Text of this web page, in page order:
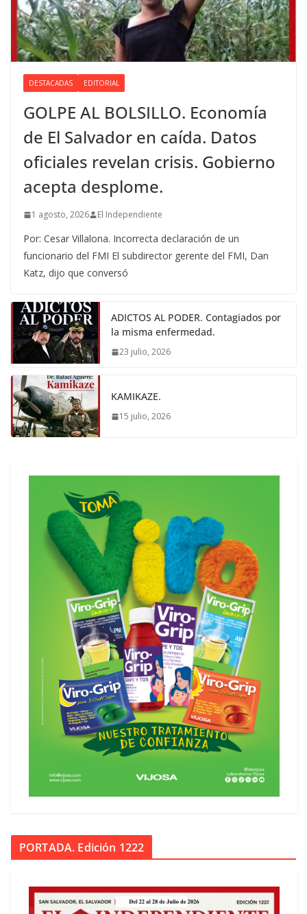
DESTACADAS EDITORIAL
GOLPE AL BOLSILLO. Economía
de El Salvador en caída. Datos
oficiales revelan crisis. Gobierno
acepta desplome.
1 agosto, 2026 El Independiente
Por: Cesar Villalona. Incorrecta declaración de un
funcionario del FMI El subdirector gerente del FMI, Dan
Katz, dijo que conversó
ADICTOS AL PODER. Contagiados por
la misma enfermedad.
23 julio, 2026
KAMIKAZE.
15 julio, 2026
PORTADA. Edición 1222